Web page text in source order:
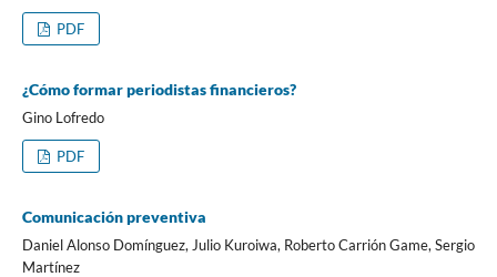
PDF
¿Cómo formar periodistas financieros?
Gino Lofredo
PDF
Comunicación preventiva
Daniel Alonso Domínguez, Julio Kuroiwa, Roberto Ca­rrión Game, Sergio
Martínez